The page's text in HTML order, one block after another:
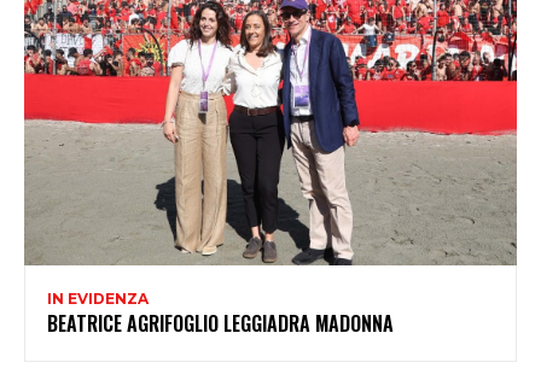
IN EVIDENZA
BEATRICE AGRIFOGLIO LEGGIADRA MADONNA